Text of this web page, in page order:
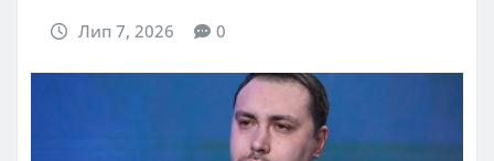
Лип 7, 2026 0